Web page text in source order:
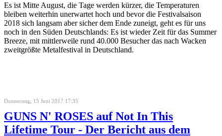
Es ist Mitte August, die Tage werden kürzer, die Temperaturen
bleiben weiterhin unerwartet hoch und bevor die Festivalsaison
2018 sich langsam aber sicher dem Ende zuneigt, geht es für uns
noch in den Süden Deutschlands: Es ist wieder Zeit für das Summer
Breeze, mit mittlerweile rund 40.000 Besucher das nach Wacken
zweitgrößte Metalfestival in Deutschland.
Donnerstag, 15 Juni 2017 17:35
GUNS N' ROSES auf Not In This
Lifetime Tour - Der Bericht aus dem